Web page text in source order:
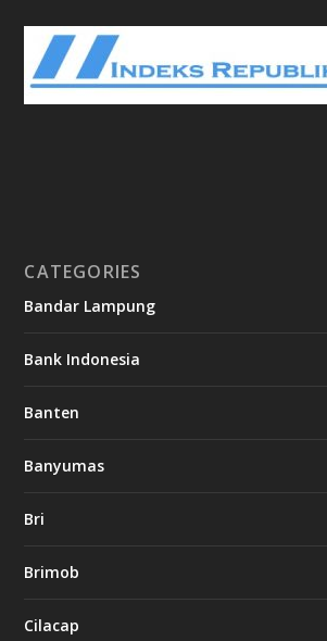
CATEGORIES
Bandar Lampung
Bank Indonesia
Banten
Banyumas
Bri
Brimob
Cilacap